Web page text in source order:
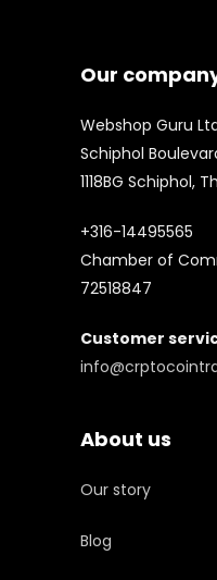
Our
Webshop Guru
Schiphol
1118BG Schiphol,
+316-14495565
Chamber of
72518847
Customer
About us
Our story
Blog